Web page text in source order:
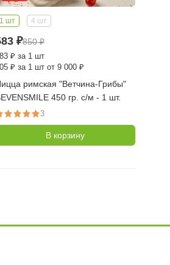
1 шт 4 шт
₽850₽
₽ за 1 шт
₽ за 1 шт от 9 000 ₽
римская "Ветчина-Грибы"
450 гр. с/м - 1 шт.
3
В корзину